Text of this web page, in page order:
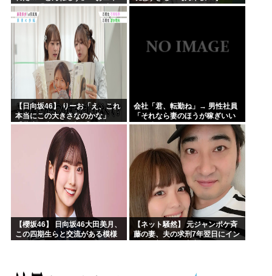
ン子」「AKB」とヒットを出し
続けた秋元康の哲学！！！
【日向坂46】 りーお「え、これ
本当にこの大きさなのかな」
【藤嶌果歩 1st写真集】
会社「君、転勤ね」→ 男性社員
「それなら妻のほうが稼ぎいい
んで辞めます」⇒ 結果・・・
【櫻坂46】 日向坂46大田美月、
この四期生らと交流がある模様
【ネット騒然】 元ジャンポケ斉
藤の妻、夫の求刑7年翌日にイン